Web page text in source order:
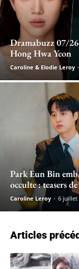
Dramabuzz 07/
Hong Hwa Yeon
Caroline & Elodie Leroy -
Park Eun Bin
occulte : teasers
Caroline Leroy - 6 juillet
Articles